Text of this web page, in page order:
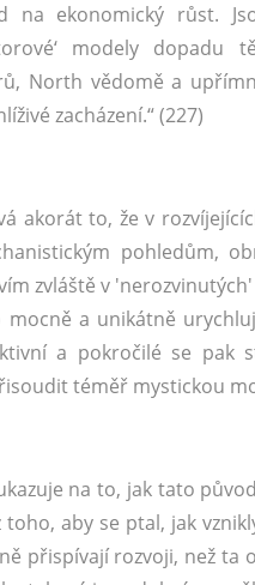
na ekonomický růst.
modely
North vědomě a
zacházení.“ (227)
akorát to, že v
pohledům,
zvláště v
mocně a unikátně
a pokročilé se pak
téměř mystickou
na to, jak tato
aby se ptal, jak
přispívají rozvoji, než